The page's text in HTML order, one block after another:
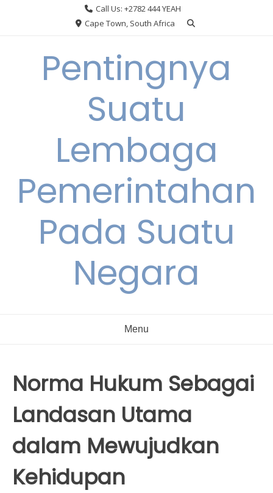
Call Us: +2782 444 YEAH
Cape Town, South Africa
Pentingnya
Suatu
Lembaga
Pemerintahan
Pada Suatu
Negara
Menu
Norma Hukum Sebagai
Landasan Utama
dalam Mewujudkan
Kehidupan